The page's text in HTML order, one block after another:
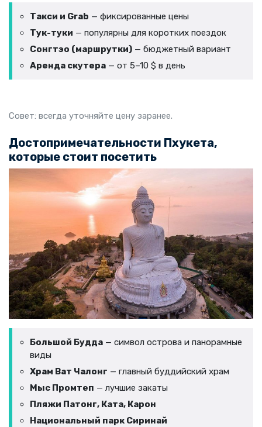
Такси и Grab — фиксированные цены
Тук-туки — популярны для коротких поездок
Сонгтэо (маршрутки) — бюджетный вариант
Аренда скутера — от 5–10 $ в день
Совет: всегда уточняйте цену заранее.
Достопримечательности Пхукета,
которые стоит посетить
Большой Будда — символ острова и панорамные
виды
Храм Ват Чалонг — главный буддийский храм
Мыс Промтеп — лучшие закаты
Пляжи Патонг, Ката, Карон
Национальный парк Сиринай